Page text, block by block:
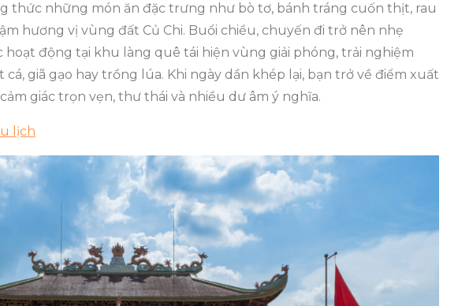
thức những món ăn đặc trưng như bò tơ, bánh tráng cuốn thịt, rau
hương vị vùng đất Củ Chi. Buổi chiều, chuyến đi trở nên nhẹ
hoạt động tại khu làng quê tái hiện vùng giải phóng, trải nghiệm
giã gạo hay trồng lúa. Khi ngày dần khép lại, bạn trở về điểm xuất
giác trọn vẹn, thư thái và nhiều dư âm ý nghĩa.
lịch